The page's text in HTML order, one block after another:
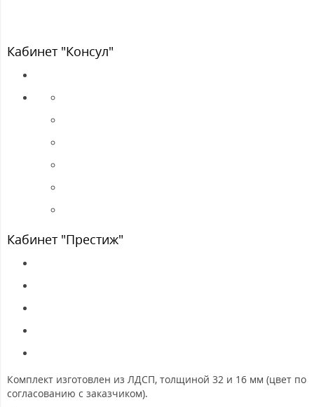
Кабинет "Консул"
Кабинет "Престиж"
Комплект изготовлен из ЛДСП, толщиной 32 и 16 мм (цвет по
согласованию с заказчиком).